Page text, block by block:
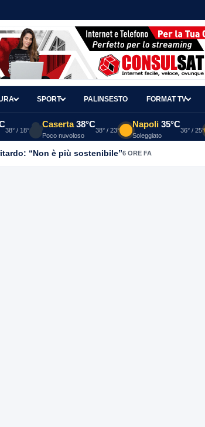
SPORT PALINSESTO FORMAT TV
38° / 18°
Caserta 38°C
Poco nuvoloso
38° / 23°
Napoli 35°C
Soleggiato
36° / 25°
“Non è più sostenibile”6 ORE FA